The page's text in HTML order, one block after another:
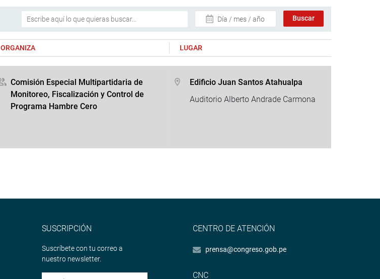
Día / mes / año
ORGANIZA LUGAR
Comisión Especial Multipartidaria de
Monitoreo, Fiscalización y Control de
Programa Hambre Cero
Edificio Juan Santos Atahualpa
Auditorio Alberto Andrade Carmona
SUSCRIPCIÓN
Suscríbete con tu correo a
nuestro newsletter.
CENTRO DE ATENCIÓN
prensa@congreso.gob.pe
CNC